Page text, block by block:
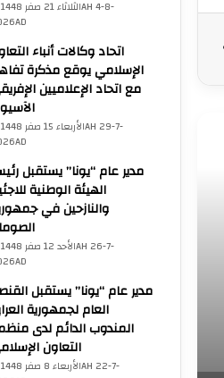
رابطةُ
الثلاثاء 21 صفر 1448AH 4-8-
اتحاد وكالات أنباء
الإسلامي يوقع مذكرة
مع اتحاد الإعلاميين
الأربعاء 15 صفر 1448AH 29-7-
مدير عام “يونا” يستقبل
الهيئة الوطنية
والنازحين في
الأحد 12 صفر 1448AH 26-7-
مدير عام “يونا” يستقبل
العام لجمهورية
المندوب الدائم لدى
التعاون
الأربعاء 8 صفر 1448AH 22-7-